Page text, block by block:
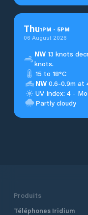
Thu1PM - 5PM
06 August 2026
NW13 knots
knots.
15 to 18°C
NW 0.6-0.9m at
UV Index: 4 -
Partly cloudy
Produits
Téléphones Iridium